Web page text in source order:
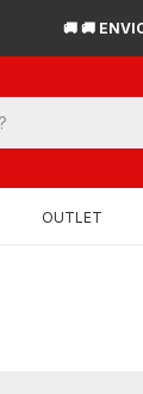
🚚 🚚
OUTLET